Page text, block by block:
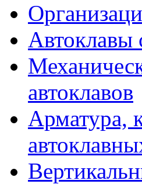
Автоклавы
автоклавов
Арматура,